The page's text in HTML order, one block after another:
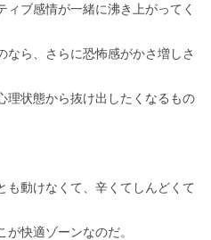
ブ感情が一緒に沸き上がってく
なら、さらに恐怖感がかさ増しさ
理状態から抜け出したくなるもの
も動けなくて、辛くてしんどくて
快適ゾーンなのだ。